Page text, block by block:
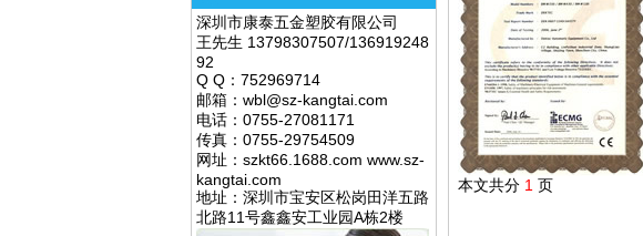
深圳市康泰五金塑胶有限公司
王先生 13798307507/136919248
92
Q Q：752969714
邮箱：wbl@sz-kangtai.com
电话：0755-27081171
传真：0755-29754509
网址：szkt66.1688.com www.sz-
kangtai.com
地址：深圳市宝安区松岗田洋五路
北路11号鑫鑫安工业园A栋2楼
本文共分 1 页